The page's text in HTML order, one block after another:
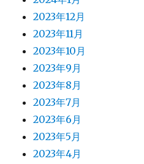
2023年12月
2023年11月
2023年10月
2023年9月
2023年8月
2023年7月
2023年6月
2023年5月
2023年4月